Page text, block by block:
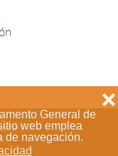
General de
web emplea
de navegación.
❌